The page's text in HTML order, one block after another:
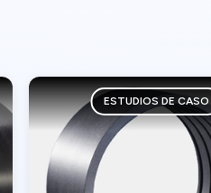
ESTUDIOS DE CASO